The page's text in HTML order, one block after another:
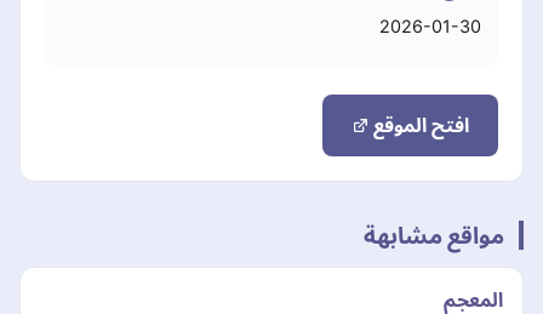
2026-01-30
افتح الموقع
مواقع مشابهة
المعجم